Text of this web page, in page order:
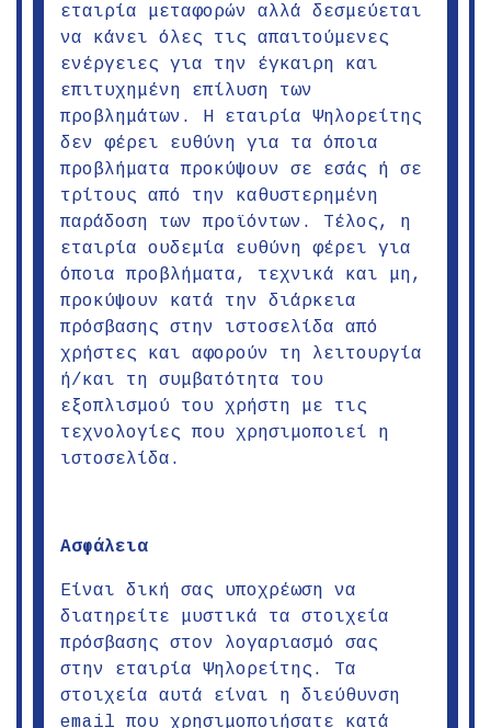
εταιρία μεταφορών αλλά δεσμεύεται
να κάνει όλες τις απαιτούμενες
ενέργειες για την έγκαιρη και
επιτυχημένη επίλυση των
προβλημάτων. Η εταιρία Ψηλορείτης
δεν φέρει ευθύνη για τα όποια
προβλήματα προκύψουν σε εσάς ή σε
τρίτους από την καθυστερημένη
παράδοση των προϊόντων. Τέλος, η
εταιρία ουδεμία ευθύνη φέρει για
όποια προβλήματα, τεχνικά και μη,
προκύψουν κατά την διάρκεια
πρόσβασης στην ιστοσελίδα από
χρήστες και αφορούν τη λειτουργία
ή/και τη συμβατότητα του
εξοπλισμού του χρήστη με τις
τεχνολογίες που χρησιμοποιεί η
ιστοσελίδα.
Ασφάλεια
Είναι δική σας υποχρέωση να
διατηρείτε μυστικά τα στοιχεία
πρόσβασης στον λογαριασμό σας
στην εταιρία Ψηλορείτης. Τα
στοιχεία αυτά είναι η διεύθυνση
email που χρησιμοποιήσατε κατά